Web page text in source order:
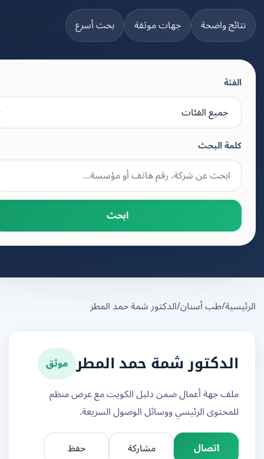
واضحة جهات موثقة بحث أسرع
كلمة البحث
ابحث
/طب أسنان/الدكتور شمة حمد المطر
الدكتور شمة حمد المطر موثق
ملف جهة أعمال ضمن دليل الكويت مع عرض منظم
للمحتوى الرئيسي ووسائل الوصول السريعة.
اتصال
مشاركة